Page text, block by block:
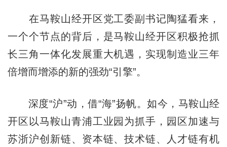
在马鞍山经开区党工委副书记陶猛看来，
一个个节点的背后，是马鞍山经开区积极抢抓
长三角一体化发展重大机遇，实现制造业三年
倍增而增添的新的强劲“引擎”。
深度“沪”动，借“海”扬帆。如今，马鞍山经
开区以马鞍山青浦工业园为抓手，园区加速与
苏浙沪创新链、资本链、技术链、人才链有机